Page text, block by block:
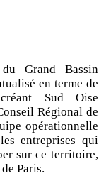
Grand Bassin
en terme de
Sud Oise
Régional de
opérationnelle
entreprises qui
sur ce territoire,
Paris.